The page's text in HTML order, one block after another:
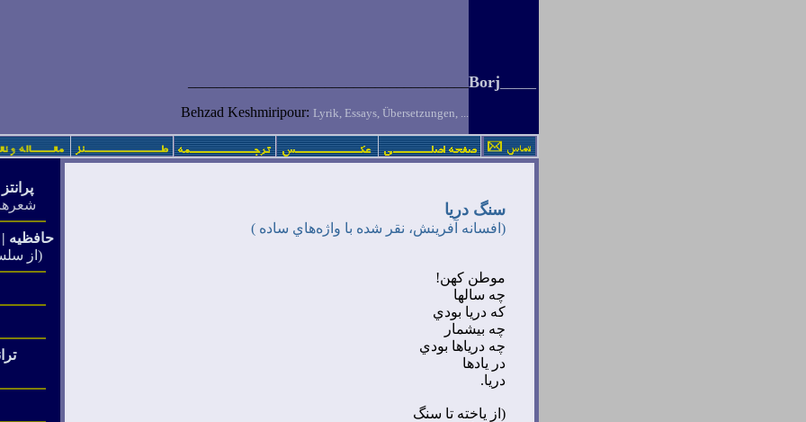
Behzad Keshmiripour: Lyrik, Essays, Übersetzungen, ...
Borj
حافظیه
(از
سنگ دريا
(افسانه آفرينش، نقر شده با واژه‌هاي ساده )
موطن کهن!
چه سالها
که دريا بودي
چه بيشمار
چه درياها بودي
در يادها
دريا.
(از ياخته تا سنگ